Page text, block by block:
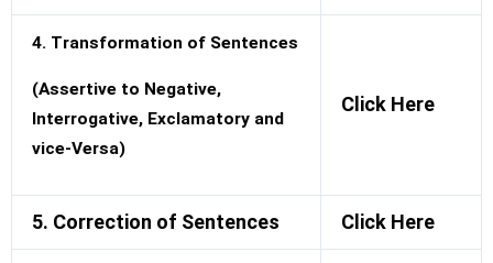
4. Transformation of Sentences
(Assertive to Negative,
Interrogative, Exclamatory and
vice-Versa)
Click Here
5. Correction of Sentences Click Here